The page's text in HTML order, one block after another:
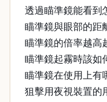
透過瞄準鏡能看到
瞄準鏡與眼部的距
瞄準鏡的倍率越高
瞄準鏡起霧時該如
瞄準鏡在使用上有
狙擊用夜視裝置的